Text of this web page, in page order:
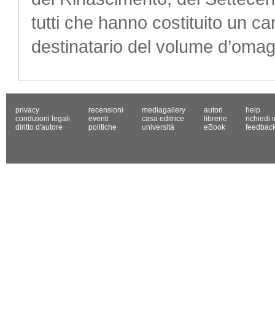
tutti che hanno costituito un
destinatario del volume
privacy
condizioni legali
diritto d'autore
recensioni
eventi
politiche
mediagallery
casa editrice
università
autori
librerie
eBook
help
richiedi